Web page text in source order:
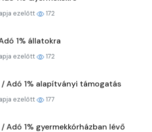
ezelőtt 172
1% állatokra
ezelőtt 172
/ Adó 1% alapítványi támogatás
ezelőtt 177
Adó 1% gyermekkórházban lévő